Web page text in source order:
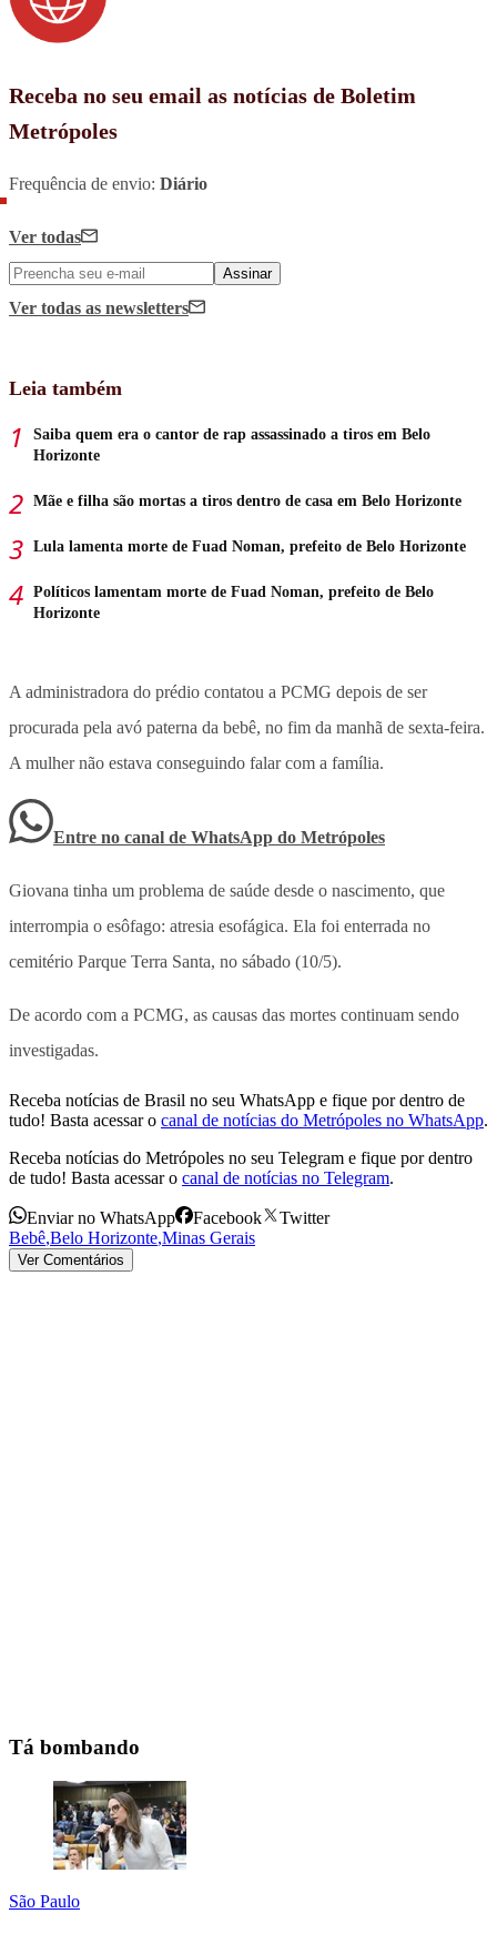
Receba no seu email as notícias de Boletim
Metrópoles
Frequência de envio: Diário
Ver todas
Assinar
Ver todas as newsletters
Leia também
Saiba quem era o cantor de rap assassinado a tiros em Belo
Horizonte
Mãe e filha são mortas a tiros dentro de casa em Belo Horizonte
Lula lamenta morte de Fuad Noman, prefeito de Belo Horizonte
Políticos lamentam morte de Fuad Noman, prefeito de Belo
Horizonte
A administradora do prédio contatou a PCMG depois de ser
procurada pela avó paterna da bebê, no fim da manhã de sexta-feira.
A mulher não estava conseguindo falar com a família.
Entre no canal de WhatsApp do Metrópoles
Giovana tinha um problema de saúde desde o nascimento, que
interrompia o esôfago: atresia esofágica. Ela foi enterrada no
cemitério Parque Terra Santa, no sábado (10/5).
De acordo com a PCMG, as causas das mortes continuam sendo
investigadas.
Receba notícias de Brasil no seu WhatsApp e fique por dentro de
tudo! Basta acessar o canal de notícias do Metrópoles no WhatsApp.
Receba notícias do Metrópoles no seu Telegram e fique por dentro
de tudo! Basta acessar o canal de notícias no Telegram.
Enviar no WhatsApp Facebook
Twitter
Bebê,Belo Horizonte,Minas Gerais
Ver Comentários
Tá bombando
São Paulo